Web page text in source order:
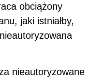
obciążony
jaki istniałby,
nieautoryzowane